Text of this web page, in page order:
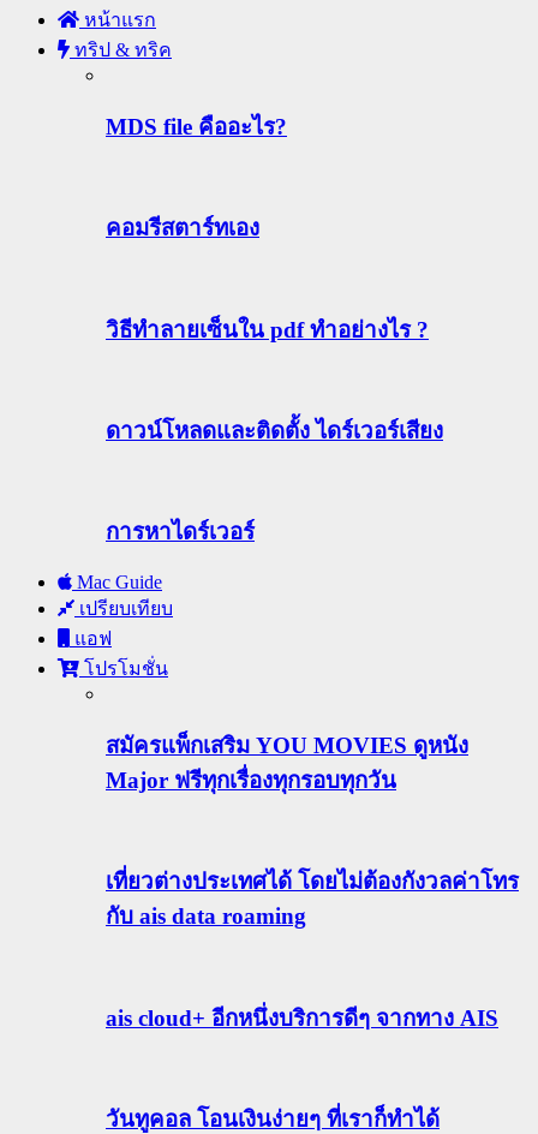
หน้าแรก
ทริป & ทริค
MDS file คืออะไร?
คอมรีสตาร์ทเอง
วิธีทําลายเซ็นใน pdf ทำอย่างไร ?
ดาวน์โหลดและติดตั้ง ไดร์เวอร์เสียง
การหาไดร์เวอร์
Mac Guide
เปรียบเทียบ
แอฟ
โปรโมชั่น
สมัครแพ็กเสริม YOU MOVIES ดูหนัง
Major ฟรีทุกเรื่องทุกรอบทุกวัน
เที่ยวต่างประเทศได้ โดยไม่ต้องกังวลค่าโทร
กับ ais data roaming
ais cloud+ อีกหนึ่งบริการดีๆ จากทาง AIS
วันทูคอล โอนเงินง่ายๆ ที่เราก็ทำได้